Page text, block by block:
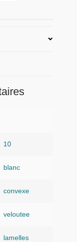
10
blanc
convexe
veloutee
lamelles